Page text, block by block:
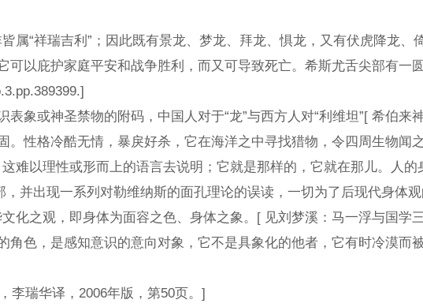
“祥瑞吉利”；因此既有景龙、梦龙、拜龙、惧龙，又有伏虎降龙
庇护家庭平安和战争胜利，而又可导致死亡。希斯尤舌尖部有
神圣禁物的附码，中国人对于“龙”与西方人对“利维坦”[ 希伯
性格冷酷无情，暴戾好杀，它在海洋之中寻找猎物，令四周生
理性或形而上的语言去说明；它就是那样的，它就在那儿。人
并出现一系列对勒维纳斯的面孔理论的误读，一切为了后现代身
之观，即身体为面容之色、身体之象。[ 见刘梦溪：马一浮与国
模糊、但又十分有权力的角色，是感知意识的
瑞华译，2006年版，第50页。]